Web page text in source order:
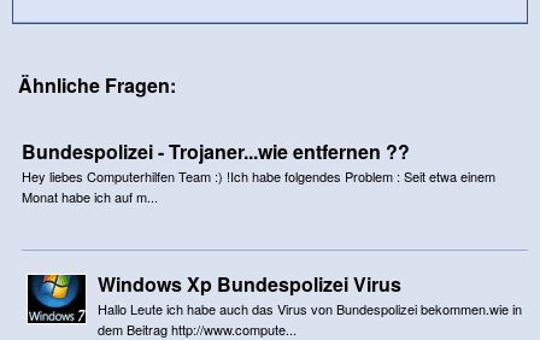
Ähnliche Fragen:
Bundespolizei - Trojaner...wie entfernen ??
Hey liebes Computerhilfen Team :) !Ich habe folgendes Problem : Seit etwa einem
Monat habe ich auf m...
Windows Xp Bundespolizei Virus
Hallo Leute ich habe auch das Virus von Bundespolizei bekommen.wie in
dem Beitrag http://www.compute...